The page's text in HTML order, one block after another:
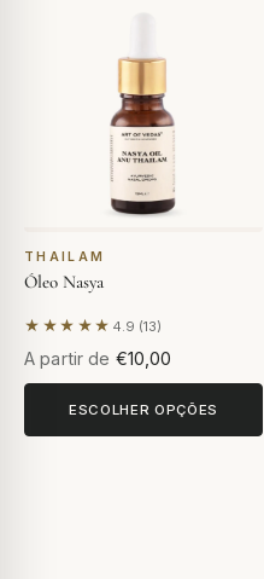
THAILAM
Óleo Nasya
★★★★★ 4.9 (13)
Com base em 13 avaliações
A partir de €10,00
ESCOLHER OPÇÕES